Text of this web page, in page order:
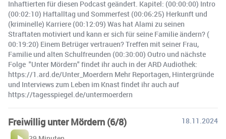
Inhaftierten für diesen Podcast geändert. Kapitel: (00:00:00) Intro
(00:02:10) Haftalltag und Sommerfest (00:06:25) Herkunft und
(kriminelle) Karriere (00:12:09) Was hat Alami zu seinen
Straftaten motiviert und kann er sich für seine Familie ändern? (
00:19:20) Einem Betrüger vertrauen? Treffen mit seiner Frau,
Familie und alten Schulfreunden (00:30:00) Outro und nächste
Folge ️ "Unter Mördern" findet ihr auch in der ARD Audiothek:
https://1.ard.de/Unter_Moerdern Mehr Reportagen, Hintergründe
und Interviews zum Leben im Knast findet ihr auch auf
https://tagesspiegel.de/untermoerdern
Freiwillig unter Mördern (6/8)
18.11.2024